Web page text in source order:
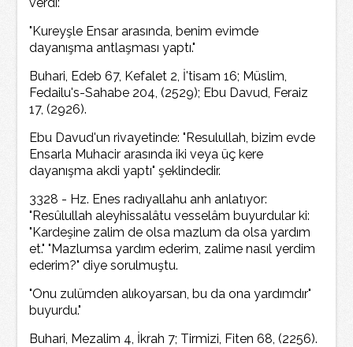
"Kureyşle Ensar arasında, benim evimde
dayanışma antlaşması yaptı."
Buhari, Edeb 67, Kefalet 2, İ'tisam 16; Müslim,
Fedailu's-Sahabe 204, (2529); Ebu Davud, Feraiz
17, (2926).
Ebu Davud'un rivayetinde: "Resulullah, bizim evde
Ensarla Muhacir arasında iki veya üç kere
dayanışma akdi yaptı" şeklindedir.
3328 - Hz. Enes radıyallahu anh anlatıyor:
"Resûlullah aleyhissalâtu vesselâm buyurdular ki:
"Kardeşine zalim de olsa mazlum da olsa yardım
et." "Mazlumsa yardım ederim, zalime nasıl yerdim
ederim?" diye sorulmuştu.
"Onu zulümden alıkoyarsan, bu da ona yardımdır"
buyurdu."
Buhari, Mezalim 4, İkrah 7; Tirmizi, Fiten 68, (2256).